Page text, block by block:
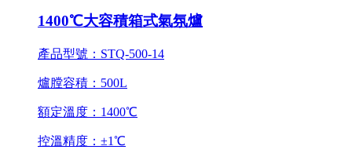
1400℃大容積箱式氣氛爐
產品型號：STQ-500-14
爐膛容積：500L
額定溫度：1400℃
控溫精度：±1℃